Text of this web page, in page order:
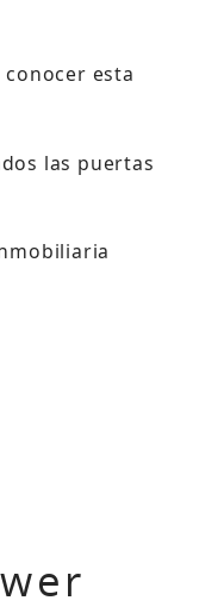
esta
las puertas